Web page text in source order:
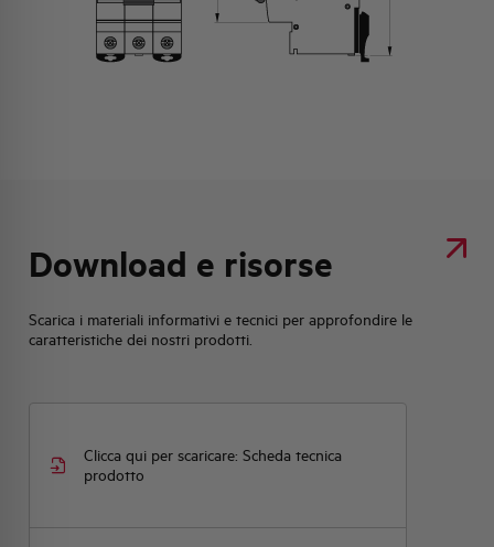
Download e risorse
Scarica i materiali informativi e tecnici per approfondire le
caratteristiche dei nostri prodotti.
Clicca qui per scaricare: Scheda tecnica
prodotto